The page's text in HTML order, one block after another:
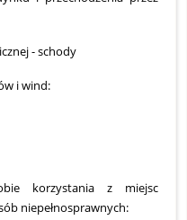
- schody
i wind:
korzystania z miejsc
niepełnosprawnych: